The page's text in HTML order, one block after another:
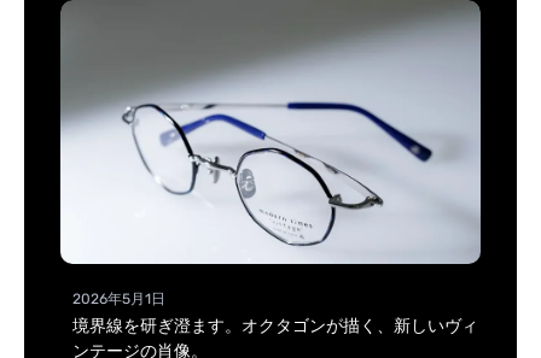
2026年5月1日
境界線を研ぎ澄ます。オクタゴンが描く、新しいヴィ
ンテージの肖像。